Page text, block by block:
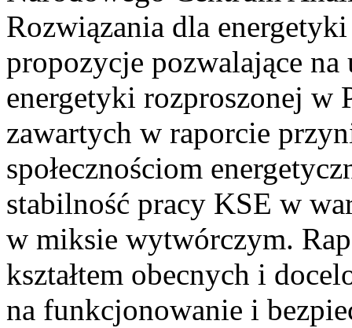
Rozwiązania dla
propozycje pozwalające
energetyki rozproszonej w
zawartych w raporcie
społecznościom
stabilność pracy KSE w
w miksie wytwórczym.
kształtem obecnych i
na funkcjonowanie i